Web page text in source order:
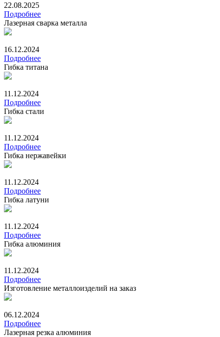
22.08.2025
Подробнее
Лазерная сварка металла
16.12.2024
Подробнее
Гибка титана
11.12.2024
Подробнее
Гибка стали
11.12.2024
Подробнее
Гибка нержавейки
11.12.2024
Подробнее
Гибка латуни
11.12.2024
Подробнее
Гибка алюминия
11.12.2024
Подробнее
Изготовление металлоизделий на заказ
06.12.2024
Подробнее
Лазерная резка алюминия